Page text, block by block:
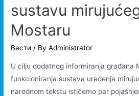
sustavu
Mostaru
Вести / ByAdministrator
U cilju dodatnog informiranja građana
funkcioniranja sustava uređenja
narednom tekstu ističemo par